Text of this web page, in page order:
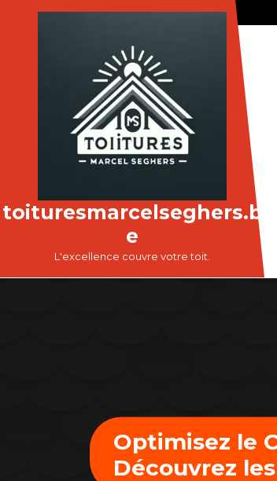
toituresmarcelseghers.b
e
L'excellence couvre votre toit.
Optimisez le
Découvrez